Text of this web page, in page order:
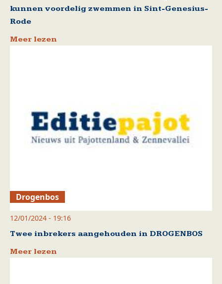
kunnen voordelig zwemmen in Sint-Genesius-
Rode
Meer lezen
Drogenbos
12/01/2024 - 19:16
Twee inbrekers aangehouden in DROGENBOS
Meer lezen